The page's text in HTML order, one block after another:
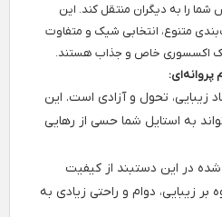
را به دیگران منتقل کند. این
متنوع، انتخابی شیک و متفاوت
یک اکسسوری خاص و جذاب هستند.
پروانه‌ای:
زیبایی، تحول و آزادی است. این
به استایل شما حسی از رهایی
در این دستبند از کیفیت
بر زیبایی، دوام و راحتی زیادی به